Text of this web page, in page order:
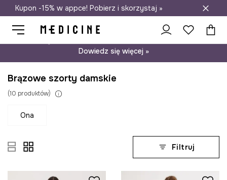
Darmowa dostawa do salonów
Kupon -15% w appce! Pobierz i skorzystaj »
Dowiedz się więcej »
Brązowe szorty damskie
(10 produktów)
ona
Filtruj